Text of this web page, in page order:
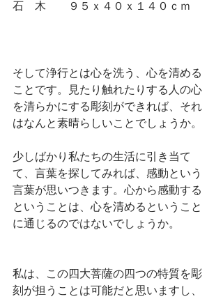
石　木　　９５ｘ４０ｘ１４０ｃｍ
そして浄行とは心を洗う、心を清める
ことです。見たり触れたりする人の心
を清らかにする彫刻ができれば、それ
はなんと素晴らしいことでしょうか。
少しばかり私たちの生活に引き当て
て、言葉を探してみれば、感動という
言葉が思いつきます。心から感動する
ということは、心を清めるということ
に通じるのではないでしょうか。
私は、この四大菩薩の四つの特質を彫
刻が担うことは可能だと思いますし、